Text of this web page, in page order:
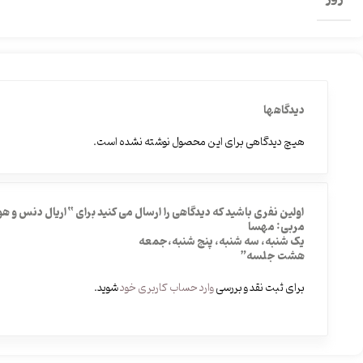
دیدگاهها
هیچ دیدگاهی برای این محصول نوشته نشده است.
اولین نفری باشید که دیدگاهی را ارسال می کنید برای “اریال دنس و
مربی: مهسا
یک شنبه، سه شنبه، پنج شنبه،جمعه
هشت جلسه”
برای ثبت نقد و بررسیوارد حساب کاربری خودشوید.